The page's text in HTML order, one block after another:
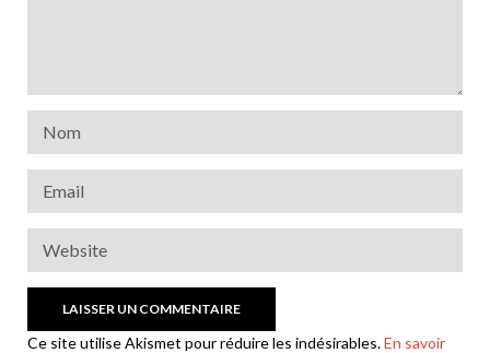
Ce site utilise Akismet pour réduire les indésirables.En savoir